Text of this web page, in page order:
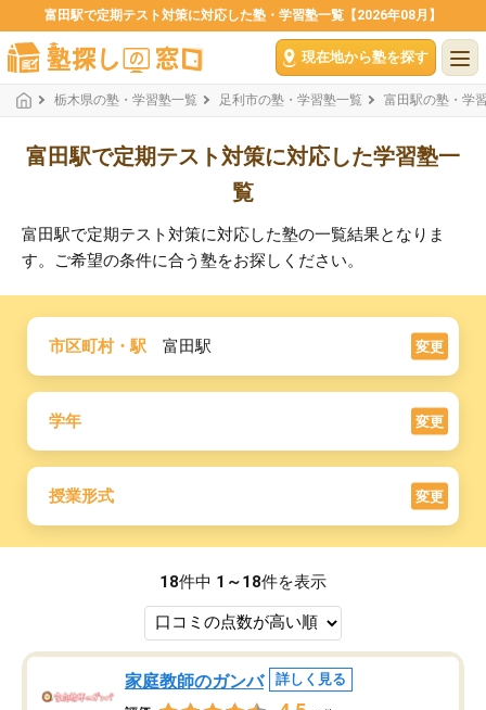
富田駅で定期テスト対策に対応した塾・学習塾一覧【2026年08月】
現在地から塾を探す
栃木県の塾・学習塾一覧 足利市の塾・学習塾一覧 富田駅の塾・学
富田駅で定期テスト対策に対応した学習塾一
覧
富田駅で定期テスト対策に対応した塾の一覧結果となりま
す。ご希望の条件に合う塾をお探しください。
市区町村・駅 富田駅 変更
学年 変更
授業形式 変更
18件中 1～18件を表示
家庭教師のガンバ 詳しく見る